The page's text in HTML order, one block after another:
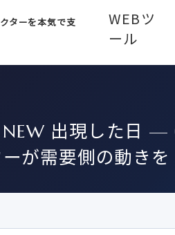
ターを本気で支
WEBツ
ール
NEW 出現した日
が需要側の動き